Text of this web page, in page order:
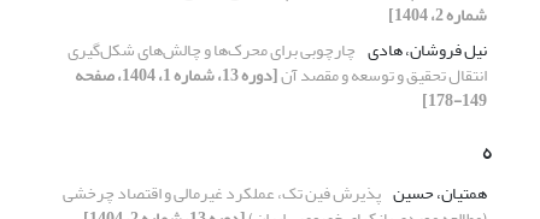
شماره 2، 1404]
نیل فروشان، هادی چارچوبی برای محرک‌‌ها و چالش‌های شکل‌گیری
انتقال تحقیق و توسعه و مقصد آن [دوره 13، شماره 1، 1404، صفحه
149-178]
ه
همتیان، حسین پذیرش فین ‎تک، عملکرد غیرمالی و اقتصاد چرخشی